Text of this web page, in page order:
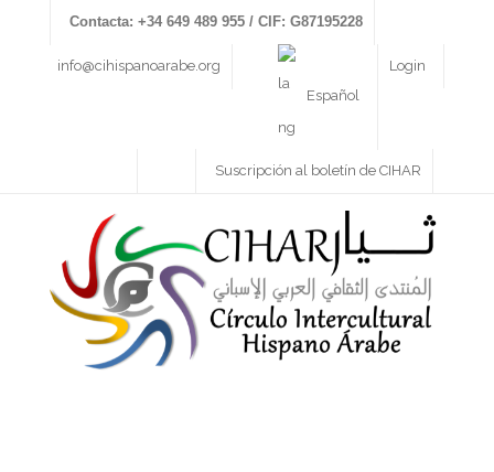
Contacta: +34 649 489 955 / CIF: G87195228
info@cihispanoarabe.org
Login
Español
Suscripción al boletín de CIHAR